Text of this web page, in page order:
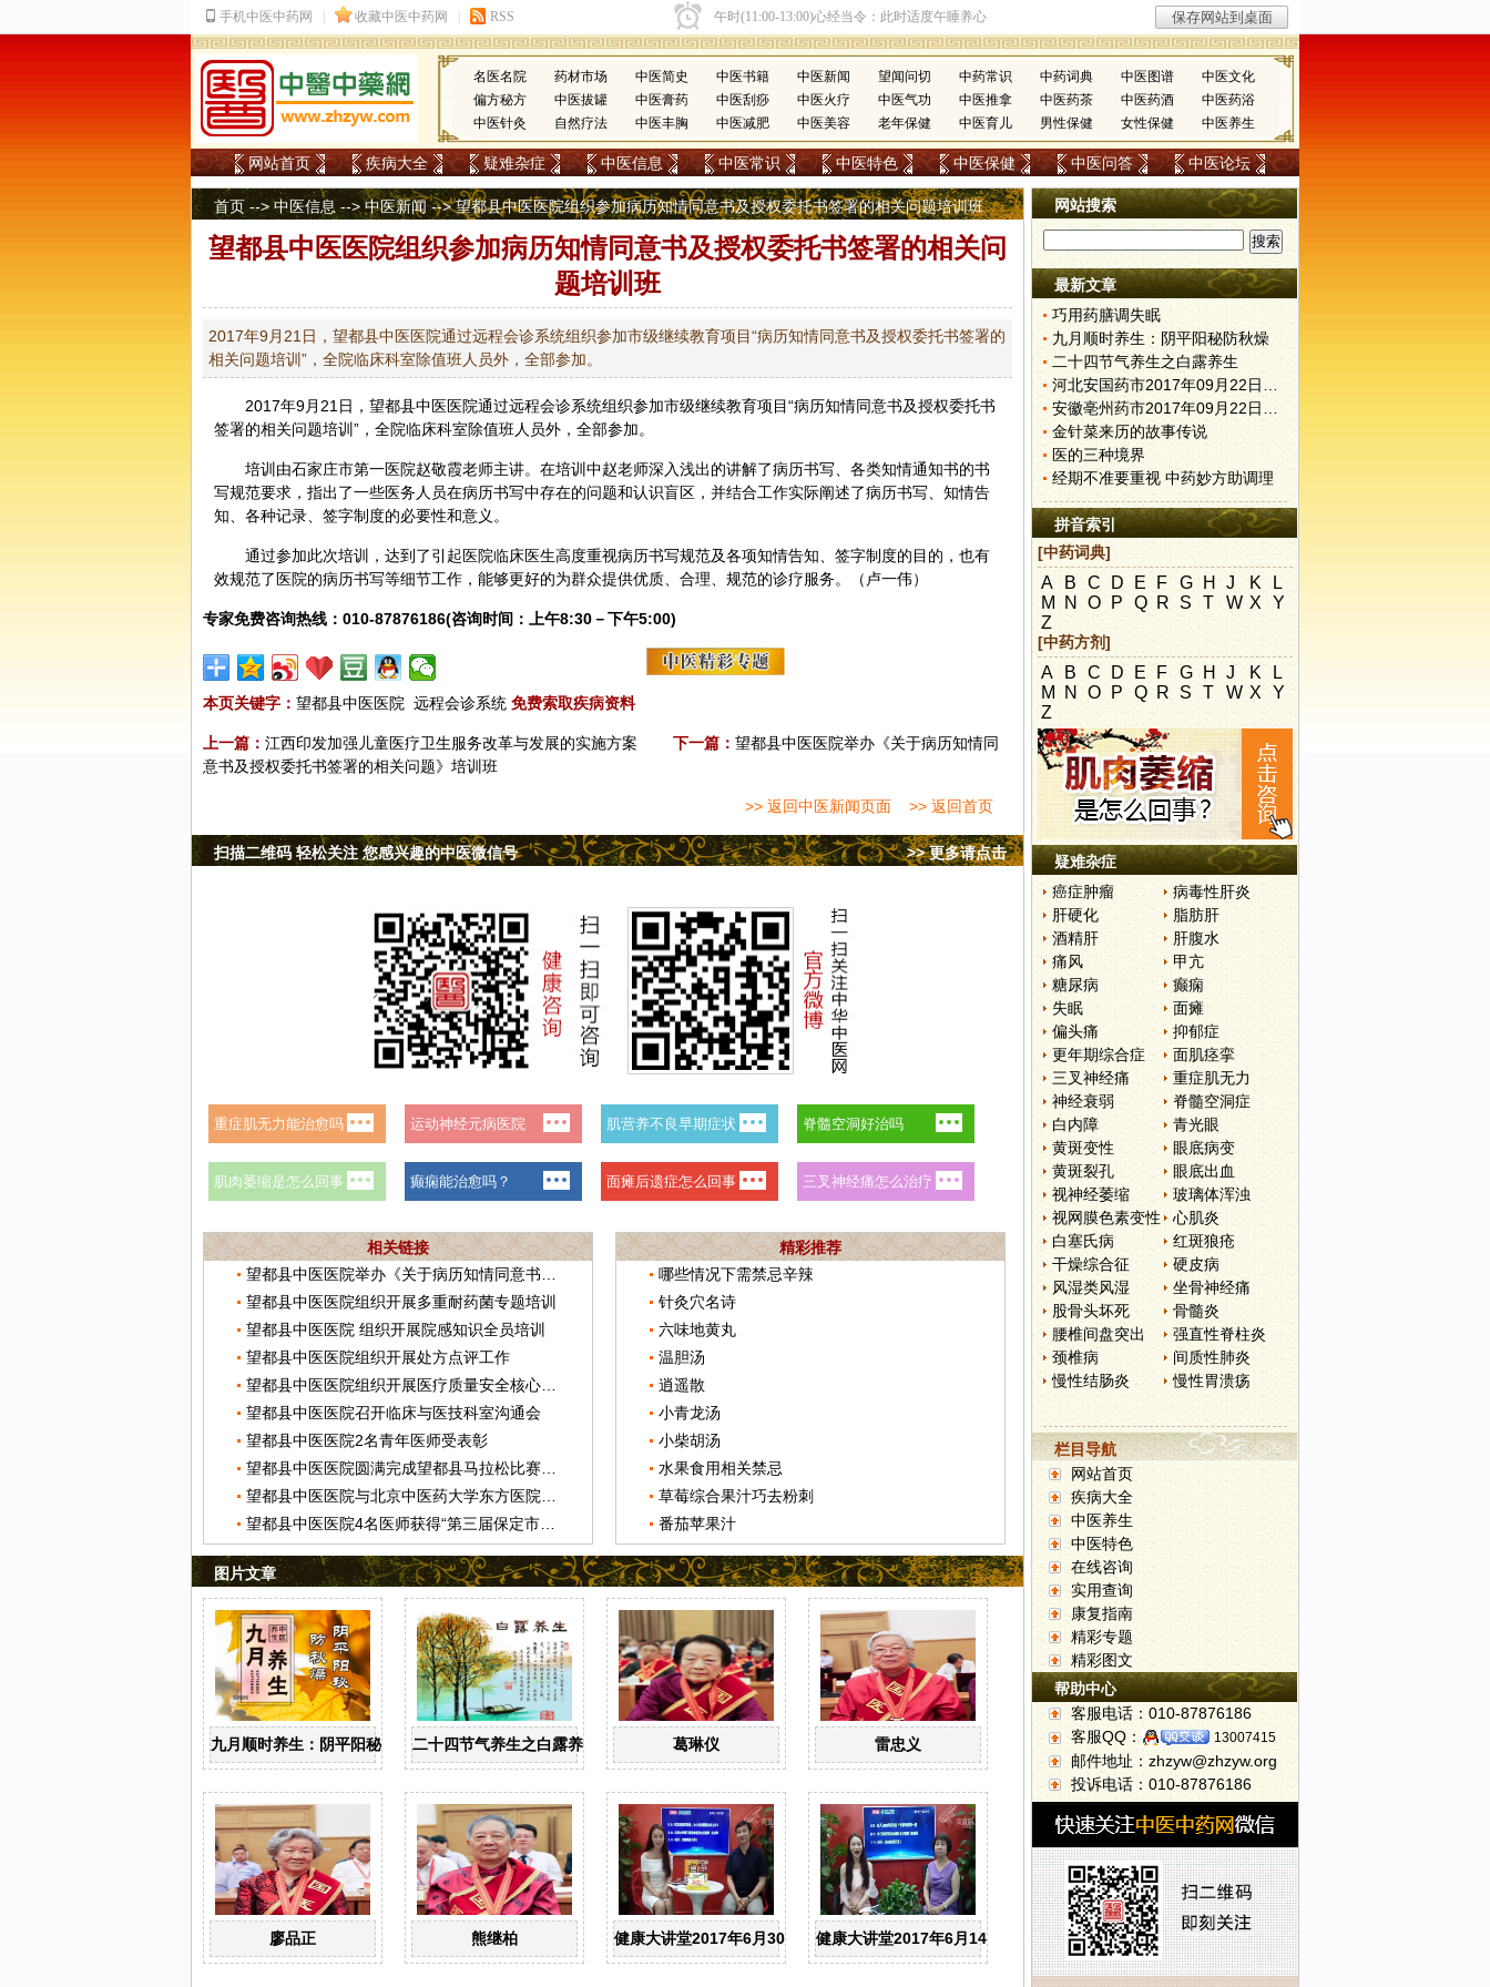
名医名院 药材市场 中医简史 中医书籍 中医新闻 望闻问切 中药常识 中药词典 中医图谱
中医文化
偏方秘方
中医拔罐 中医膏药 中医刮痧 中医火疗 中医气功 中医推拿 中医药茶 中医药酒
中医药浴
中医针灸
自然疗法 中医丰胸 中医减肥 中医美容 老年保健 中医育儿 男性保健 女性保健 中医养生
网站首页 疾病大全 疑难杂症 中医信息 中医常识 中医特色 中医保健 中医问答 中医论坛
首页 -->中医信息 -->中医新闻--> 望都县中医医院组织参加病历知情同意书及授权委托书签署的相关问题培训班
望都县中医医院组织参加病历知情同意书及授权委托书签署的相关问
题培训班
2017年9月21日，望都县中医医院通过远程会诊系统组织参加市级继续教育项目“病历知情同意书及授权委托书签署的
相关问题培训”，全院临床科室除值班人员外，全部参加。
2017年9月21日，望都县中医医院通过远程会诊系统组织参加市级继续教育项目“病历知情同意书及授权委托书
签署的相关问题培训”，全院临床科室除值班人员外，全部参加。
培训由石家庄市第一医院赵敬霞老师主讲。在培训中赵老师深入浅出的讲解了病历书写、各类知情通知书的书
写规范要求，指出了一些医务人员在病历书写中存在的问题和认识盲区，并结合工作实际阐述了病历书写、知情告
知、各种记录、签字制度的必要性和意义。
通过参加此次培训，达到了引起医院临床医生高度重视病历书写规范及各项知情告知、签字制度的目的，也有
效规范了医院的病历书写等细节工作，能够更好的为群众提供优质、合理、规范的诊疗服务。（卢一伟）
专家免费咨询热线：010-87876186(咨询时间：上午8:30－下午5:00)
本页关键字： 望都县中医医院 远程会诊系统 免费索取疾病资料
上一篇： 江西印发加强儿童医疗卫生服务改革与发展的实施方案 下一篇： 望都县中医医院举办《关于病历知情同
意书及授权委托书签署的相关问题》培训班
>> 返回中医新闻页面 >> 返回首页
>> 更多请点击
扫描二维码 轻松关注 您感兴趣的中医微信号
相关链接
望都县中医医院组织开展多重耐药菌专题培训
望都县中医医院 组织开展院感知识全员培训
望都县中医医院组织开展处方点评工作
望都县中医医院召开临床与医技科室沟通会
望都县中医医院2名青年医师受表彰
精彩推荐
哪些情况下需禁忌辛辣
针灸穴名诗
六味地黄丸
温胆汤
逍遥散
小青龙汤
小柴胡汤
水果食用相关禁忌
草莓综合果汁巧去粉刺
番茄苹果汁
图片文章
九月顺时养生：阴平阳秘防秋燥二十四节气养生之白露养生 葛琳仪 雷忠义
廖品正 熊继柏 健康大讲堂2017年6月30日：中医科主任医师史成和--小心夏季高发病急性肠胃炎
健康大讲堂2017年6月14日：北京中日友好医院血液科陈艳荣--白血病预防知识
网站搜索
最新文章
巧用药膳调失眠
九月顺时养生：阴平阳秘防秋燥
二十四节气养生之白露养生
河北安国药市2017年09月22日快讯
安徽亳州药市2017年09月22日快讯
金针菜来历的故事传说
医的三种境界
经期不准要重视 中药妙方助调理
拼音索引
[中药词典]
A B C D E F G H J K
L
M N O P Q R S T W X
Y
Z
[中药方剂]
A B C D E F G H J K
L
M N O P Q R S T W X
Y
Z
疑难杂症
癌症肿瘤
病毒性肝炎
肝硬化
脂肪肝
酒精肝
肝腹水
痛风
甲亢
糖尿病
癫痫
失眠
面瘫
偏头痛
抑郁症
更年期综合症
面肌痉挛
三叉神经痛
重症肌无力
神经衰弱
脊髓空洞症
白内障
青光眼
黄斑变性
眼底病变
黄斑裂孔
眼底出血
视神经萎缩
玻璃体浑浊
视网膜色素变性
心肌炎
白塞氏病
红斑狼疮
干燥综合征
硬皮病
风湿类风湿
坐骨神经痛
股骨头坏死
骨髓炎
腰椎间盘突出
强直性脊柱炎
颈椎病
间质性肺炎
慢性结肠炎
慢性胃溃疡
栏目导航
网站首页
疾病大全
中医养生
中医特色
在线咨询
实用查询
康复指南
精彩专题
精彩图文
帮助中心
客服电话：010-87876186
客服QQ：
13007415
邮件地址：zhzyw@zhzyw.org
投诉电话：010-87876186